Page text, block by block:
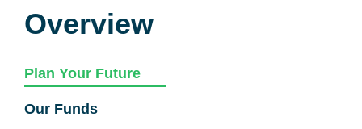
Overview
Plan Your Future
Our Funds